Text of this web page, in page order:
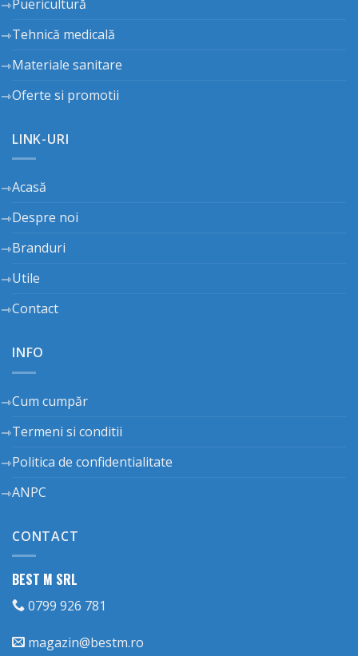
Puericultură
Tehnică medicală
Materiale sanitare
Oferte si promotii
LINK-URI
Acasă
Despre noi
Branduri
Utile
Contact
INFO
Cum cumpăr
Termeni si conditii
Politica de confidentialitate
ANPC
CONTACT
BEST M SRL
0799 926 781
magazin@bestm.ro